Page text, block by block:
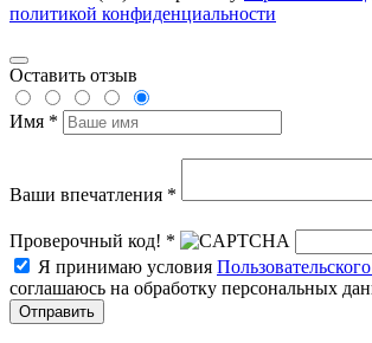
политикой конфиденциальности
Оставить отзыв
Имя *
Ваши впечатления *
Проверочный код! *
Я принимаю условия
соглашаюсь на обработку персональных
Отправить